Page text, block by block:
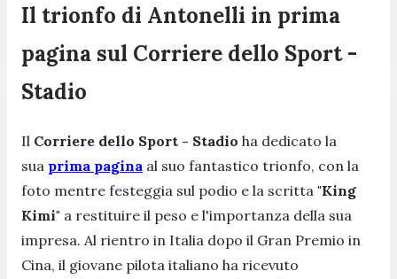
Il trionfo di Antonelli in prima
pagina sul Corriere dello Sport -
Stadio
Il Corriere dello Sport - Stadio ha dedicato la
sua prima pagina al suo fantastico trionfo, con la
foto mentre festeggia sul podio e la scritta "King
Kimi" a restituire il peso e l'importanza della sua
impresa. Al rientro in Italia dopo il Gran Premio in
Cina, il giovane pilota italiano ha ricevuto